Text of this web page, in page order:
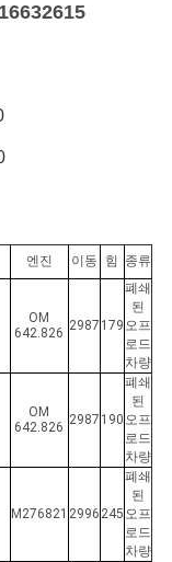
엔진 이동 힘 종류
OM
642.826 2987 179
폐쇄
된
오프
로드
차량
OM
642.826 2987 190
폐쇄
된
오프
로드
차량
M276821 2996 245
폐쇄
된
오프
로드
차량